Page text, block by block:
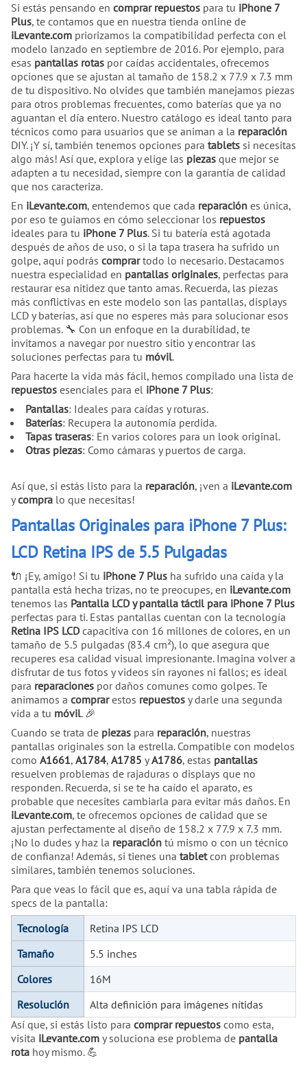
Si estás pensando en comprar repuestos para tu iPhone 7
Plus, te contamos que en nuestra tienda online de
iLevante.com priorizamos la compatibilidad perfecta con el
modelo lanzado en septiembre de 2016. Por ejemplo, para
esas pantallas rotas por caídas accidentales, ofrecemos
opciones que se ajustan al tamaño de 158.2 x 77.9 x 7.3 mm
de tu dispositivo. No olvides que también manejamos piezas
para otros problemas frecuentes, como baterías que ya no
aguantan el día entero. Nuestro catálogo es ideal tanto para
técnicos como para usuarios que se animan a la reparación
DIY. ¡Y sí, también tenemos opciones para tablets si necesitas
algo más! Así que, explora y elige las piezas que mejor se
adapten a tu necesidad, siempre con la garantía de calidad
que nos caracteriza.
En iLevante.com, entendemos que cada reparación es única,
por eso te guiamos en cómo seleccionar los repuestos
ideales para tu iPhone 7 Plus. Si tu batería está agotada
después de años de uso, o si la tapa trasera ha sufrido un
golpe, aquí podrás comprartodo lo necesario. Destacamos
nuestra especialidad en pantallas originales, perfectas para
restaurar esa nitidez que tanto amas. Recuerda, las piezas
más conflictivas en este modelo son las pantallas, displays
LCD y baterías, así que no esperes más para solucionar esos
problemas. 🔧 Con un enfoque en la durabilidad, te
invitamos a navegar por nuestro sitio y encontrar las
soluciones perfectas para tu móvil.
Para hacerte la vida más fácil, hemos compilado una lista de
repuestos esenciales para el iPhone 7 Plus:
Pantallas: Ideales para caídas y roturas.
Baterías: Recupera la autonomía perdida.
Tapas traseras: En varios colores para un look original.
Otras piezas: Como cámaras y puertos de carga.
Así que, si estás listo para la reparación, ¡ven a iLevante.com
ycompra lo que necesitas!
Pantallas Originales para iPhone 7 Plus:
LCD Retina IPS de 5.5 Pulgadas
🔌 ¡Ey, amigo! Si tu iPhone 7 Plus ha sufrido una caída y la
pantalla está hecha trizas, no te preocupes, en iLevante.com
tenemos las Pantalla LCD y pantalla táctil para iPhone 7 Plus
perfectas para ti. Estas pantallas cuentan con la tecnología
Retina IPS LCDcapacitiva con 16 millones de colores, en un
tamaño de 5.5 pulgadas (83.4 cm²), lo que asegura que
recuperes esa calidad visual impresionante. Imagina volver a
disfrutar de tus fotos y videos sin rayones ni fallos; es ideal
para reparaciones por daños comunes como golpes. Te
animamos a comprarestos repuestos y darle una segunda
vida a tu móvil. 🎉
Cuando se trata de piezas para reparación, nuestras
pantallas originales son la estrella. Compatible con modelos
como A1661, A1784, A1785 yA1786, estas pantallas
resuelven problemas de rajaduras o displays que no
responden. Recuerda, si se te ha caído el aparato, es
probable que necesites cambiarla para evitar más daños. En
iLevante.com, te ofrecemos opciones de calidad que se
ajustan perfectamente al diseño de 158.2 x 77.9 x 7.3 mm.
¡No lo dudes y haz la reparación tú mismo o con un técnico
de confianza! Además, si tienes una tabletcon problemas
similares, también tenemos soluciones.
Para que veas lo fácil que es, aquí va una tabla rápida de
specs de la pantalla:
Tecnología
Retina IPS LCD
Tamaño
5.5 inches
Colores
16M
Resolución
Alta definición para imágenes nítidas
Así que, si estás listo para comprar repuestos como esta,
visita iLevante.com y soluciona ese problema de pantalla
rota hoy mismo. 💪